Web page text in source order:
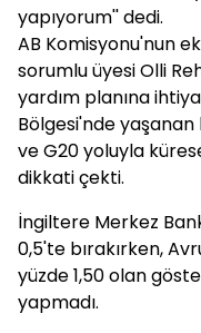
yapıyorum'' dedi.
AB Komisyonu'nun
sorumlu üyesi Olli
yardım planına
Bölgesi'nde
ve G20 yoluyla
dikkati çekti.
İngiltere Merkez
0,5'te bırakırken,
yüzde 1,50 olan
yapmadı.